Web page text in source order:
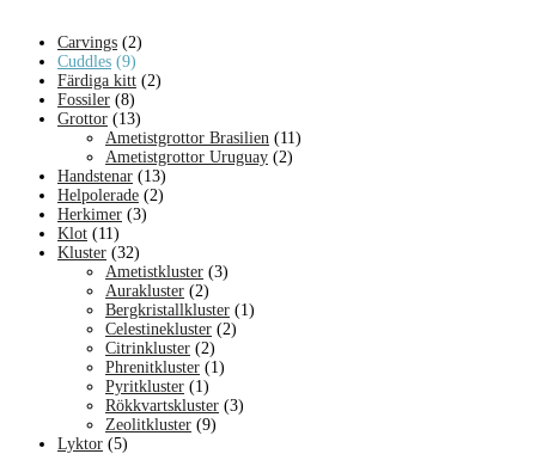
Carvings (2)
Cuddles (9)
Färdiga kitt (2)
Fossiler (8)
Grottor (13)
Ametistgrottor Brasilien (11)
Ametistgrottor Uruguay (2)
Handstenar (13)
Helpolerade (2)
Herkimer (3)
Klot (11)
Kluster (32)
Ametistkluster (3)
Aurakluster (2)
Bergkristallkluster (1)
Celestinekluster (2)
Citrinkluster (2)
Phrenitkluster (1)
Pyritkluster (1)
Rökkvartskluster (3)
Zeolitkluster (9)
Lyktor (5)